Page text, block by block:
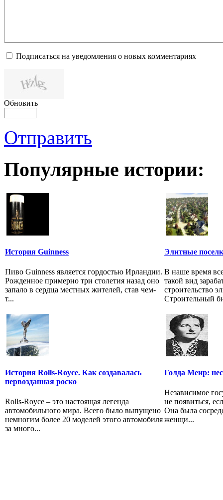
Подписаться на уведомления о новых комментариях
Обновить
Отправить
Популярные истории:
История Guinness
Пиво Guinness является гордостью Ирландии.
Рожденное примерно три столетия назад оно
запало в сердца местных жителей, став чем-
т...
Элитные
В наше время
такой вид
строительство
Строительный
История Rolls-Royce. Как создавалась
первозданная роско
Rolls-Royce – это настоящая легенда
автомобильного мира. Всего было выпущено
немногим более 20 моделей этого автомобиля
за много...
Голда Меир:
Независимое
не появиться,
Она была
женщи...